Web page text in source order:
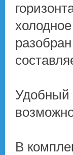
Удобный
В